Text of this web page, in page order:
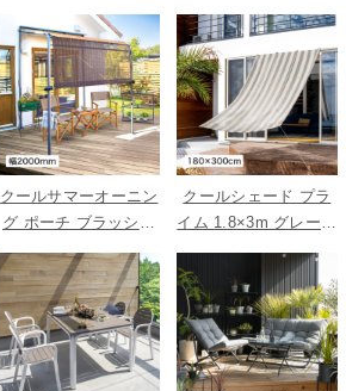
クールサマーオーニン
グ ポーチ ブラッシュ
ウッド 2000
クールシェード プラ
イム 1.8×3m グレース
トライプ